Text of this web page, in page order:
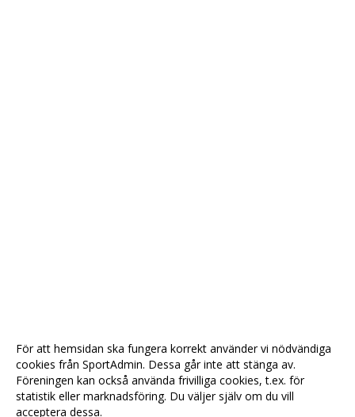
För att hemsidan ska fungera korrekt använder vi nödvändiga
cookies från SportAdmin. Dessa går inte att stänga av.
Föreningen kan också använda frivilliga cookies, t.ex. för
statistik eller marknadsföring. Du väljer själv om du vill
acceptera dessa.